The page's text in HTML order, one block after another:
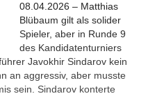
08.04.2026 – Matthias
Blübaum gilt als solider
Spieler, aber in Runde 9
des Kandidatenturniers
Javokhir Sindarov kein
an aggressiv, aber musste
sein. Sindarov konterte